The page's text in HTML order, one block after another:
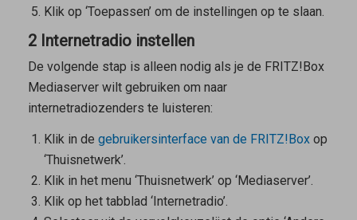
Klik op ‘Toepassen’ om de instellingen op te slaan.
2 Internetradio instellen
De volgende stap is alleen nodig als je de FRITZ!Box
Mediaserver wilt gebruiken om naar
internetradiozenders te luisteren:
Klik in de gebruikersinterface van de FRITZ!Boxop
‘Thuisnetwerk’.
Klik in het menu ‘Thuisnetwerk’ op ‘Mediaserver’.
Klik op het tabblad ‘Internetradio’.